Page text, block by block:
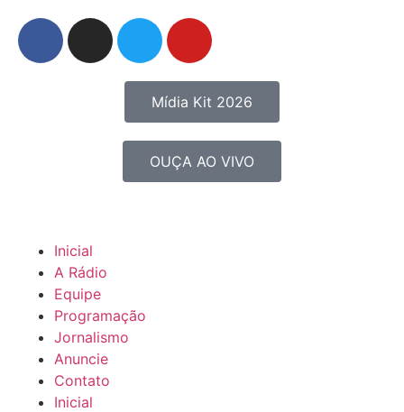
Mídia Kit 2026
OUÇA AO VIVO
Inicial
A Rádio
Equipe
Programação
Jornalismo
Anuncie
Contato
Inicial